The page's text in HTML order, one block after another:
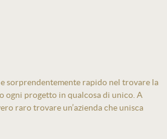
sorprendentemente rapido nel trovare la
ogni progetto in qualcosa di unico. A
raro trovare un’azienda che unisca